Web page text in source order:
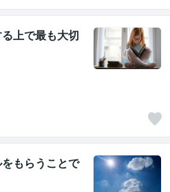
上で最も大切
もらうことで